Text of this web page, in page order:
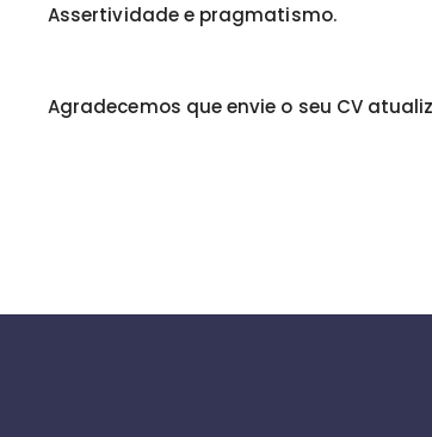
Assertividade e pragmatismo.
Agradecemos que envie o seu CV